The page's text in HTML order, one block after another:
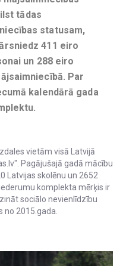
tādas
statusam,
411 eiro
un 288 eiro
Par
kalendārā gada
vietām visā Latvijā
Pagājušajā gadā mācību
Latvijas skolēnu un 2652
komplekta mērķis ir
sociālo nevienlīdzību
2015.gada.